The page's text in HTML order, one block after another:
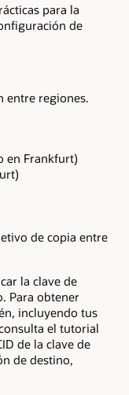
para la
de
entre regiones.
en Frankfurt)
de copia entre
la clave de
Para obtener
incluyendo tus
el tutorial
de la clave de
de destino,